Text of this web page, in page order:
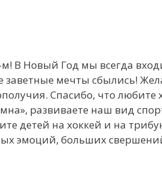
В Новый Год мы всегда
мечты сбылись!
Спасибо, что любите
развиваете наш вид
детей на хоккей и на
эмоций, больших